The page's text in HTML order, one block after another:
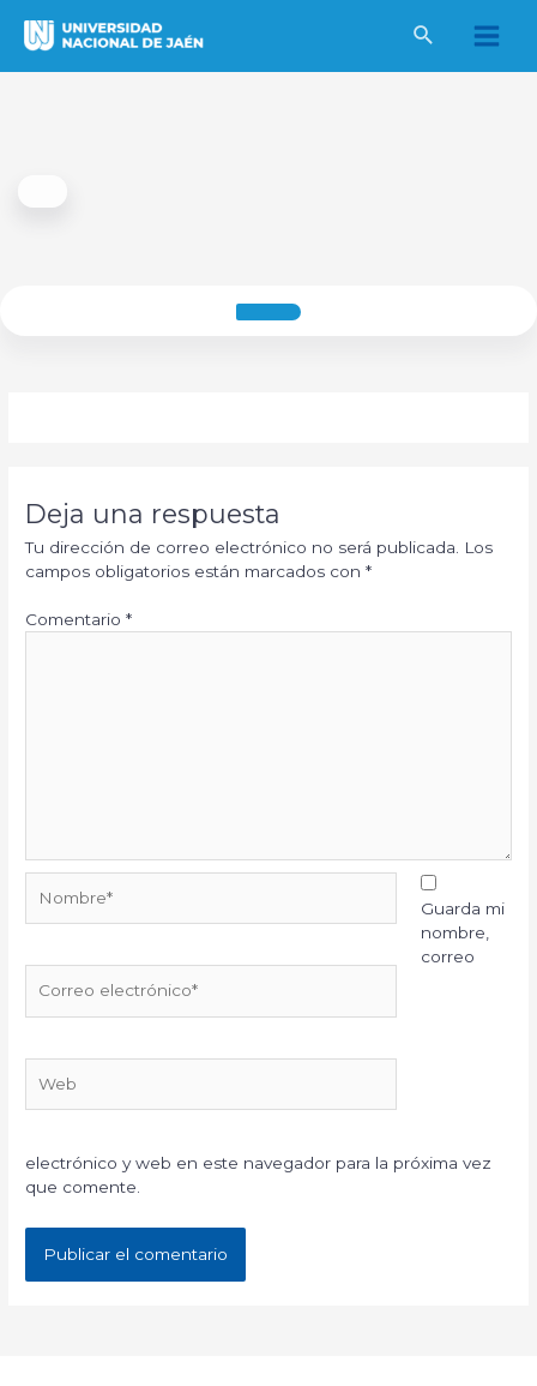
Main
Deja una respuesta
Tu dirección de correo electrónico no será publicada.
Los
campos obligatorios están marcados con*
Comentario*
electrónico*
Guarda mi
nombre,
correo
electrónico y web en este navegador para la próxima vez
que comente.